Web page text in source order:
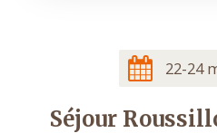
22-24
Séjour